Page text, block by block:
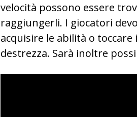
velocità possono essere
raggiungerli. I giocatori
acquisire le abilità o
destrezza. Sarà inoltre